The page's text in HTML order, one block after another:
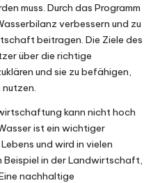
muss. Durch das Programm
verbessern und zu
beitragen. Die Ziele des
über die richtige
und sie zu befähigen,
kann nicht hoch
ist ein wichtiger
und wird in vielen
Beispiel in der Landwirtschaft,
nachhaltige